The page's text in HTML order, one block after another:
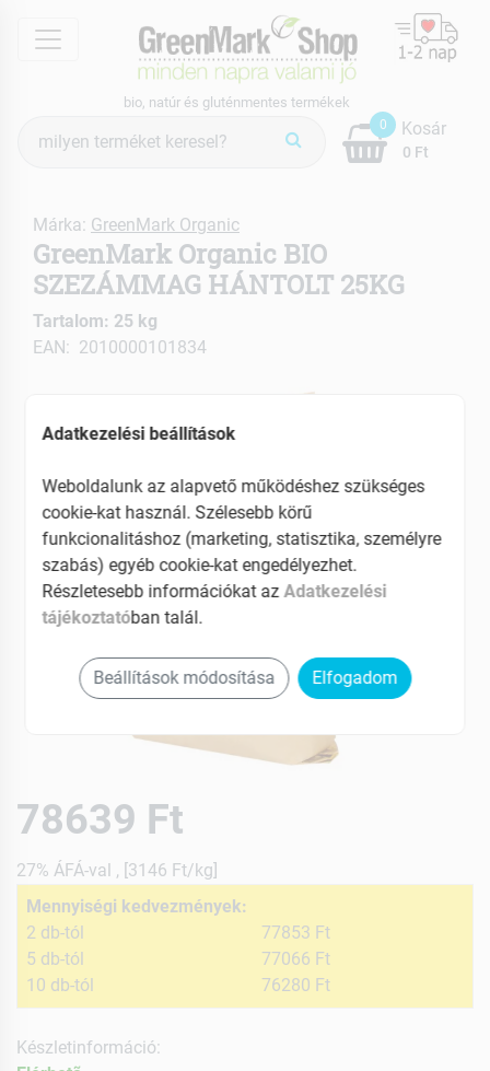
menu
bio, natúr és gluténmentes termékek
keresés
0
0 Ft
Kosár
Márka: GreenMark Organic
GreenMark Organic BIO
SZEZÁMMAG HÁNTOLT 25KG
Tartalom: 25 kg
EAN: 2010000101834
78639 Ft
27% ÁFÁ-val , [3146 Ft/kg]
Mennyiségi kedvezmények:
2 db-tól
77853 Ft
5 db-tól
77066 Ft
10 db-tól
76280 Ft
Készletinformáció:
Adatkezelési beállítások
Weboldalunk az alapvető működéshez szükséges
cookie-kat használ. Szélesebb körű
funkcionalitáshoz (marketing, statisztika, személyre
szabás) egyéb cookie-kat engedélyezhet.
Részletesebb információkat az Adatkezelési
tájékoztatóban talál.
Beállítások módosítása Elfogadom